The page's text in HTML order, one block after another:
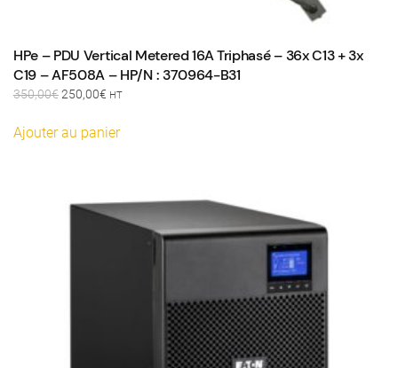
HPe – PDU Vertical Metered 16A Triphasé – 36x C13 + 3x
C19 – AF508A – HP/N : 370964-B31
350,00€Le
initial
250,00€ Le
actuel
HT
Ajouter au panier